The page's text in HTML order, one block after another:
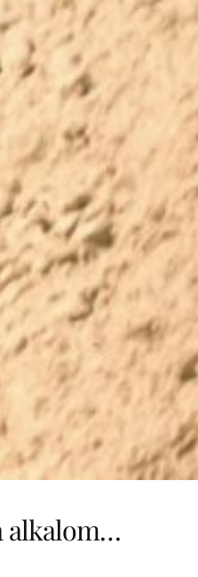
alkalom…